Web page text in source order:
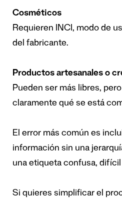
Cosméticos
Requieren INCI, modo de
del fabricante.
Productos artesanales o
Pueden ser más libres,
claramente qué se está
El error más común es
información sin una
una etiqueta confusa,
Si quieres simplificar el